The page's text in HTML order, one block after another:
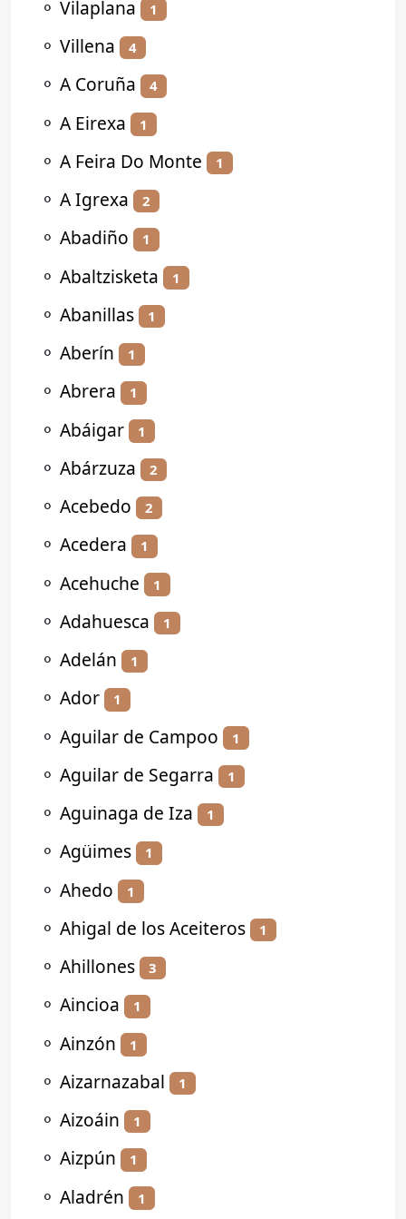
⚬ Vilaplana 1
⚬ Villena 4
⚬ A Coruña 4
⚬ A Eirexa 1
⚬ A Feira Do Monte 1
⚬ A Igrexa 2
⚬ Abadiño 1
⚬ Abaltzisketa 1
⚬ Abanillas 1
⚬ Aberín 1
⚬ Abrera 1
⚬ Abáigar 1
⚬ Abárzuza 2
⚬ Acebedo 2
⚬ Acedera 1
⚬ Acehuche 1
⚬ Adahuesca 1
⚬ Adelán 1
⚬ Ador 1
⚬ Aguilar de Campoo 1
⚬ Aguilar de Segarra 1
⚬ Aguinaga de Iza 1
⚬ Agüimes 1
⚬ Ahedo 1
⚬ Ahigal de los Aceiteros 1
⚬ Ahillones 3
⚬ Aincioa 1
⚬ Ainzón 1
⚬ Aizarnazabal 1
⚬ Aizoáin 1
⚬ Aizpún 1
⚬ Aladrén 1